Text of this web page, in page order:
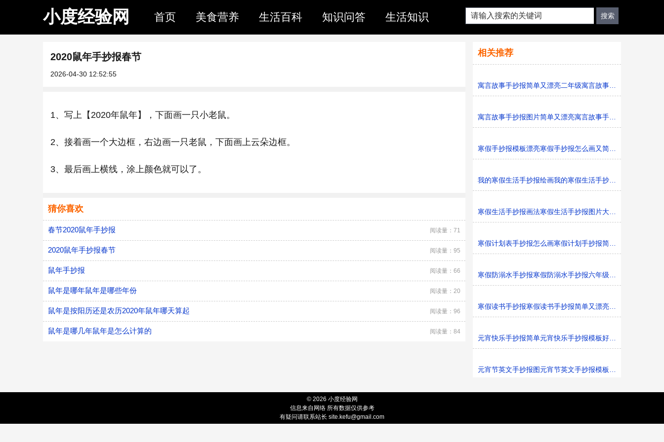
小度经验网 首页 美食营养 生活百科 知识问答 生活知识
2020鼠年手抄报春节
2026-04-30 12:52:55
1、写上【2020年鼠年】，下面画一只小老鼠。
2、接着画一个大边框，右边画一只老鼠，下面画上云朵边框。
3、最后画上横线，涂上颜色就可以了。
猜你喜欢
春节2020鼠年手抄报 阅读量：71
2020鼠年手抄报春节 阅读量：95
鼠年手抄报 阅读量：66
鼠年是哪年鼠年是哪些年份 阅读量：20
鼠年是按阳历还是农历2020年鼠年哪天算起 阅读量：96
鼠年是哪几年鼠年是怎么计算的 阅读量：84
相关推荐
寓言故事手抄报简单又漂亮二年级寓言故事手抄报图片模板
寓言故事手抄报图片简单又漂亮寓言故事手抄报模板打印版
寒假手抄报模板漂亮寒假手抄报怎么画又简单又好看
我的寒假生活手抄报绘画我的寒假生活手抄报简单又好看黑
寒假生活手抄报画法寒假生活手抄报图片大全黑白线稿
寒假计划表手抄报怎么画寒假计划手抄报简单又漂亮黑白线稿
寒假防溺水手抄报寒假防溺水手抄报六年级黑白线稿
寒假读书手抄报寒假读书手抄报简单又漂亮黑白线稿
元宵快乐手抄报简单元宵快乐手抄报模板好看黑白线稿
元宵节英文手抄报图元宵节英文手抄报模板黑白线稿
© 2026 小度经验网
信息来自网络 所有数据仅供参考
有疑问请联系站长 site.kefu@gmail.com